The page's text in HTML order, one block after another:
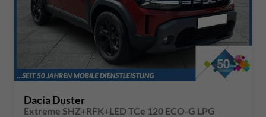
Dacia Duster
Extreme SHZ+RFK+LED TCe 120 ECO-G LPG